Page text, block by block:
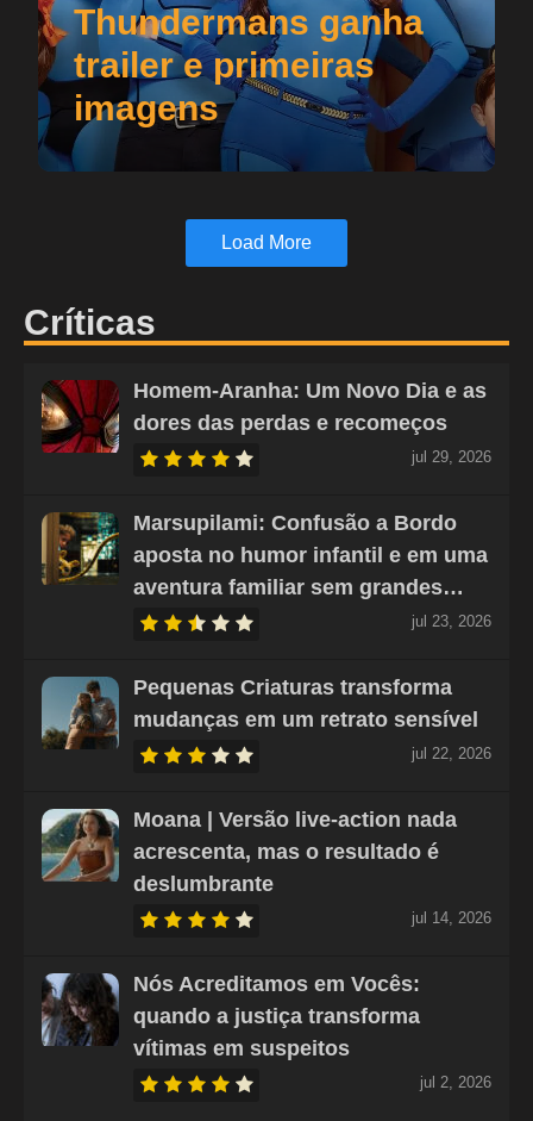
Thundermans ganha
trailer e primeiras
imagens
Load More
Críticas
Homem-Aranha: Um Novo Dia e as
dores das perdas e recomeços
jul 29, 2026
Marsupilami: Confusão a Bordo
aposta no humor infantil e em uma
aventura familiar sem grandes…
jul 23, 2026
Pequenas Criaturas transforma
mudanças em um retrato sensível
jul 22, 2026
Moana | Versão live-action nada
acrescenta, mas o resultado é
deslumbrante
jul 14, 2026
Nós Acreditamos em Vocês:
quando a justiça transforma
vítimas em suspeitos
jul 2, 2026